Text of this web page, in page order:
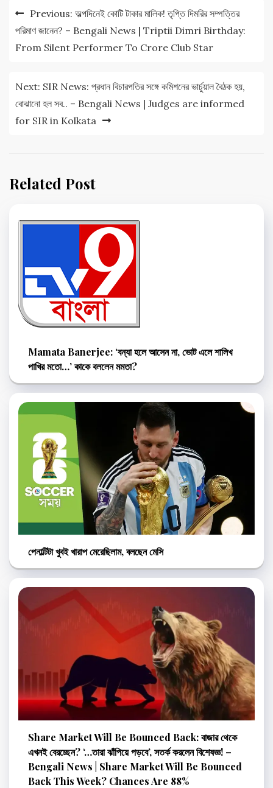
Post
navigation
Previous: অল্পদিনেই কোটি টাকার মালিক! তৃপ্তি দিমরির সম্পত্তির
পরিমাণ জানেন? – Bengali News | Triptii Dimri Birthday:
From Silent Performer To Crore Club Star
Next: SIR News: প্রধান বিচারপতির সঙ্গে কমিশনের ভার্চুয়াল বৈঠক হয়,
বোঝানো হল সব.. – Bengali News | Judges are informed
for SIR in Kolkata
Related Post
Mamata Banerjee: ‘বন্যা হলে আসেন না, ভোট এলে শালিখ
পাখির মতো…’ কাকে বললেন মমতা?
পেনাল্টিটা খুবই খারাপ মেরেছিলাম, বলছেন মেসি
Share Market Will Be Bounced Back: বাজার থেকে
এখনই বেরচ্ছেন? ‘…তারা ঝাঁপিয়ে পড়বে’, সতর্ক করলেন বিশেষজ্ঞ! –
Bengali News | Share Market Will Be Bounced
Back This Week? Chances Are 88%